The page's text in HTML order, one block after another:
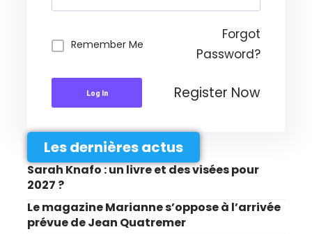
Remember Me
Forgot
Password?
Log In Register Now
Les dernières actus
Sarah Knafo : un livre et des visées pour
2027 ?
Le magazine Marianne s’oppose à l’arrivée
prévue de Jean Quatremer